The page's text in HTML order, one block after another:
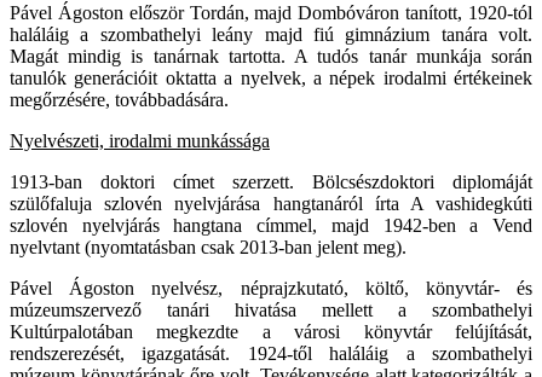
Pável Ágoston először Tordán, majd Dombóváron tanított, 1920-tól
haláláig a szombathelyi leány majd fiú gimnázium tanára volt.
Magát mindig is tanárnak tartotta. A tudós tanár munkája során
tanulók generációit oktatta a nyelvek, a népek irodalmi értékeinek
megőrzésére, továbbadására.
Nyelvészeti, irodalmi munkássága
1913-ban doktori címet szerzett. Bölcsészdoktori diplomáját
szülőfaluja szlovén nyelvjárása hangtanáról írta A vashidegkúti
szlovén nyelvjárás hangtana címmel, majd 1942-ben a Vend
nyelvtant (nyomtatásban csak 2013-ban jelent meg).
Pável Ágoston nyelvész, néprajzkutató, költő, könyvtár- és
múzeumszervező tanári hivatása mellett a szombathelyi
Kultúrpalotában megkezdte a városi könyvtár felújítását,
rendszerezését, igazgatását. 1924-től haláláig a szombathelyi